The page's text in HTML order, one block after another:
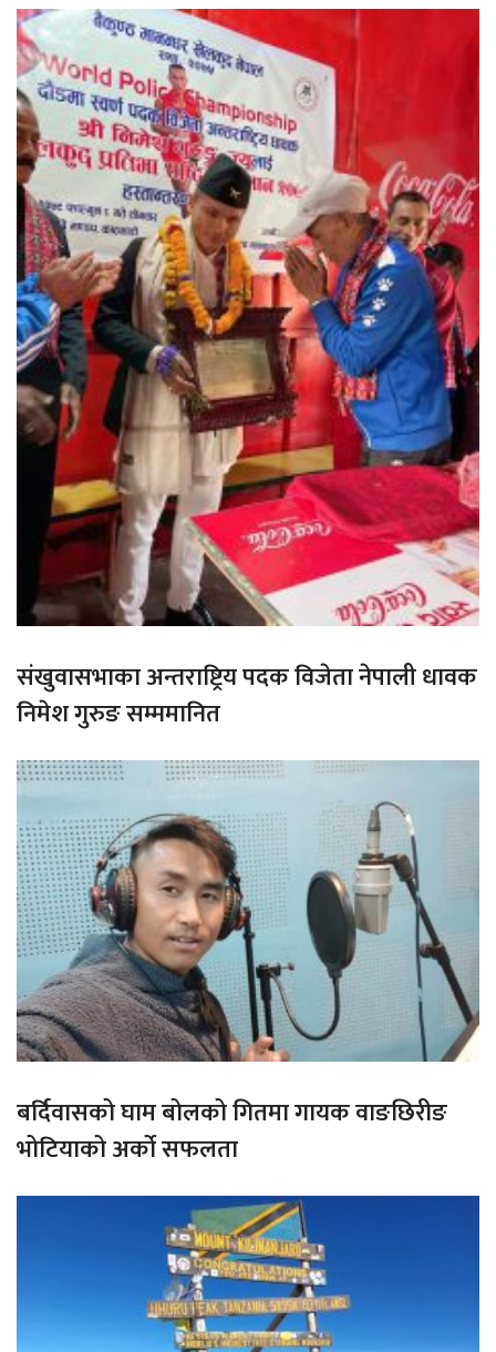
संखुवासभाका अन्तराष्ट्रिय पदक विजेता नेपाली धावक
निमेश गुरुङ सम्ममानित
बर्दिवासको घाम बोलको गितमा गायक वाङछिरीङ
भोटियाको अर्को सफलता